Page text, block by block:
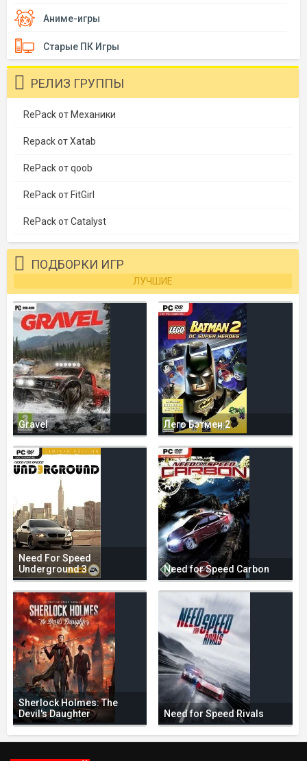
Аниме-игры
Старые ПК Игры
РЕЛИЗ ГРУППЫ
RePack от Механики
Repack от Xatab
RePack от qoob
RePack от FitGirl
RePack от Catalyst
ПОДБОРКИ ИГР
ЛУЧШИЕ
Gravel Лего Бэтмен 2
Need For Speed
Underground 3
Need for Speed Carbon
Sherlock Holmes: The
Devil's Daughter
Need for Speed Rivals